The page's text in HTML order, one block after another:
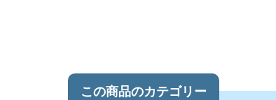
この商品のカテゴリー